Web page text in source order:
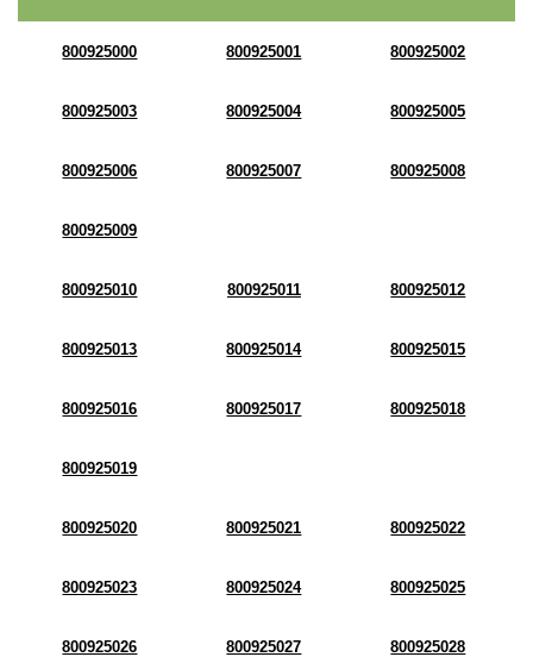
800925000 800925001 800925002
800925003 800925004 800925005
800925006 800925007 800925008
800925009
800925010 800925011 800925012
800925013 800925014 800925015
800925016 800925017 800925018
800925019
800925020 800925021 800925022
800925023 800925024 800925025
800925026 800925027 800925028